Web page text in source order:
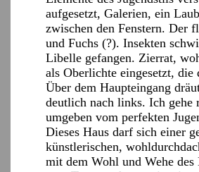
aufgesetzt, Galerien, ein
zwischen den Fenstern. Der
und Fuchs (?). Insekten
Libelle gefangen. Zierrat,
als Oberlichte eingesetzt,
Über dem Haupteingang
deutlich nach links. Ich gehe
umgeben vom perfekten
Dieses Haus darf sich einer
künstlerischen,
mit dem Wohl und Wehe des